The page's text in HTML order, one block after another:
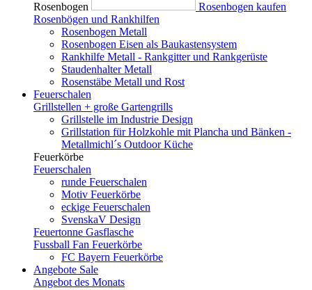
Rosenbogen
Rosenbogen kaufen
Rosenbögen und Rankhilfen
Rosenbogen Metall
Rosenbogen Eisen als Baukastensystem
Rankhilfe Metall - Rankgitter und Rankgerüste
Staudenhalter Metall
Rosenstäbe Metall und Rost
Feuerschalen
Grillstellen + große Gartengrills
Grillstelle im Industrie Design
Grillstation für Holzkohle mit Plancha und Bänken -
Metallmichl´s Outdoor Küche
Feuerkörbe
Feuerschalen
runde Feuerschalen
Motiv Feuerkörbe
eckige Feuerschalen
SvenskaV Design
Feuertonne Gasflasche
Fussball Fan Feuerkörbe
FC Bayern Feuerkörbe
Angebote Sale
Angebot des Monats